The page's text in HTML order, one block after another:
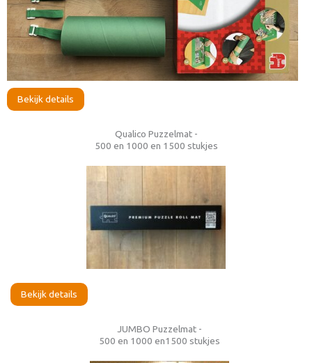
Bekijk details
Qualico Puzzelmat -
500 en 1000 en 1500 stukjes
Bekijk details
JUMBO Puzzelmat -
500 en 1000 en1500 stukjes